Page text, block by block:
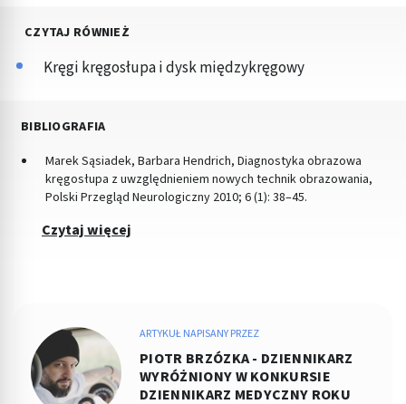
CZYTAJ RÓWNIEŻ
Kręgi kręgosłupa i dysk międzykręgowy
BIBLIOGRAFIA
Marek Sąsiadek, Barbara Hendrich, Diagnostyka obrazowa
kręgosłupa z uwzględnieniem nowych technik obrazowania,
Polski Przegląd Neurologiczny 2010; 6 (1): 38–45.
Czytaj więcej
ARTYKUŁ NAPISANY PRZEZ
PIOTR BRZÓZKA - DZIENNIKARZ
WYRÓŻNIONY W KONKURSIE
DZIENNIKARZ MEDYCZNY ROKU